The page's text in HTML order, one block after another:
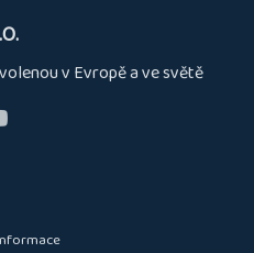
v Evropě a ve světě